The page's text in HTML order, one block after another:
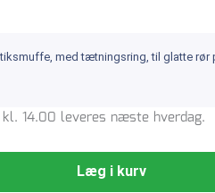
med tætningsring, til glatte rør
14.00 leveres næste hverdag.
Læg i kurv